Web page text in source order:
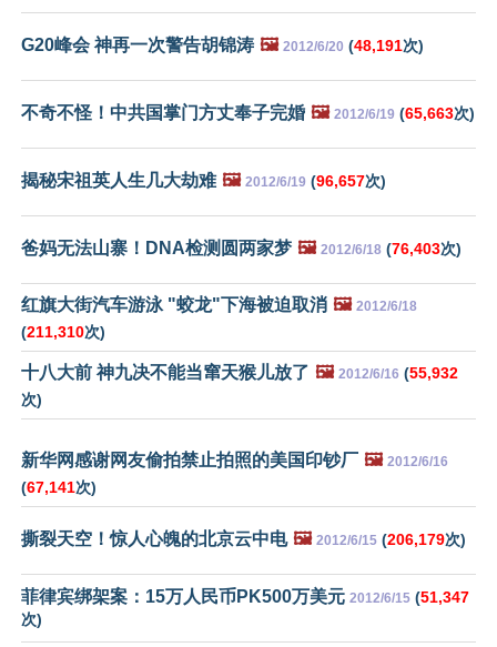
G20峰会 神再一次警告胡锦涛 🖼️ 2012/6/20 (48,191次)
不奇不怪！中共国掌门方丈奉子完婚 🖼️ 2012/6/19 (65,663次)
揭秘宋祖英人生几大劫难 🖼️ 2012/6/19 (96,657次)
爸妈无法山寨！DNA检测圆两家梦 🖼️ 2012/6/18 (76,403次)
红旗大街汽车游泳 "蛟龙"下海被迫取消 🖼️ 2012/6/18
(211,310次)
十八大前 神九决不能当窜天猴儿放了 🖼️ 2012/6/16 (55,932
次)
新华网感谢网友偷拍禁止拍照的美国印钞厂 🖼️ 2012/6/16
(67,141次)
撕裂天空！惊人心魄的北京云中电 🖼️ 2012/6/15 (206,179次)
菲律宾绑架案：15万人民币PK500万美元 2012/6/15 (51,347
次)